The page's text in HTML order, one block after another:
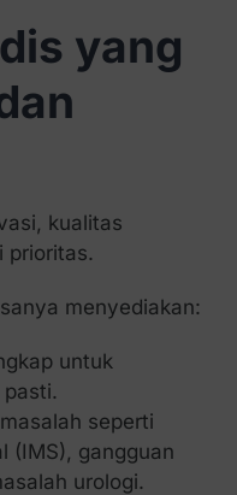
yang
kualitas
prioritas.
menyediakan:
untuk
seperti
(IMS), gangguan
urologi.